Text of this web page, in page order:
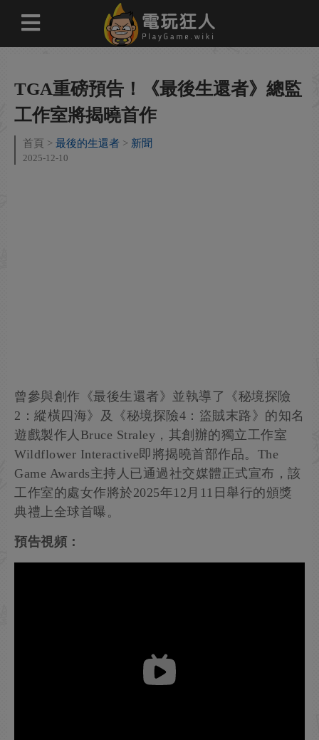
TGA重磅預告！《最後生還者》總監
工作室將揭曉首作
首頁 最後的生還者 新聞
2025-12-10
曾參與創作《最後生還者》並執導了《秘境探險
2：縱橫四海》及《秘境探險4：盜賊末路》的知名
遊戲製作人Bruce Straley，其創辦的獨立工作室
Wildflower Interactive即將揭曉首部作品。The
Game Awards主持人已通過社交媒體正式宣布，該
工作室的處女作將於2025年12月11日舉行的頒獎
典禮上全球首曝。
預告視頻：